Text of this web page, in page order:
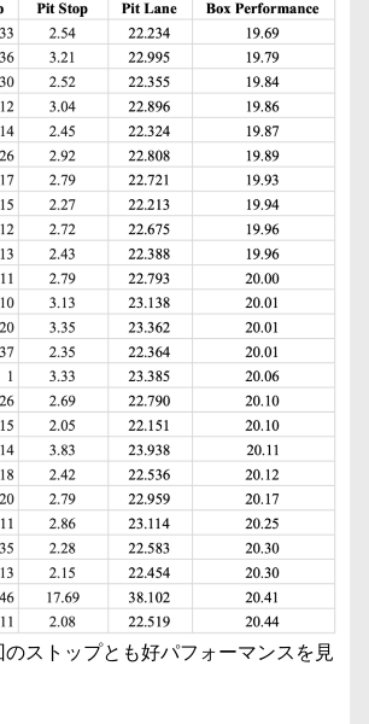
ストップとも好パフォーマンスを見